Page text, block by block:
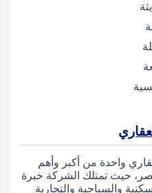
واحدة من أكبر وأهم
حيث تمتلك الشركة خبرة
والسياحية والتجارية